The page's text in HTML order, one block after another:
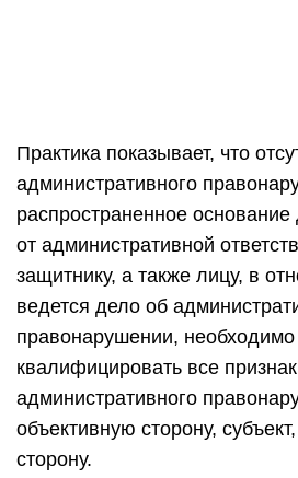
Практика показывает, что
административного
распространенное
от административной
защитнику, а также лицу, в
ведется дело об
правонарушении,
квалифицировать все
административного
объективную сторону,
сторону.